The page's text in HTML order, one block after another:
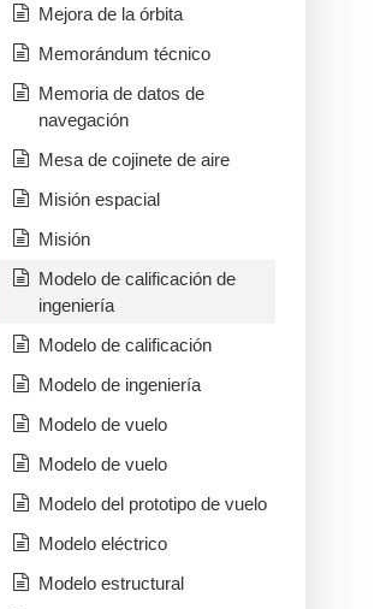
Mejora de la órbita
Memorándum técnico
Memoria de datos de
navegación
Mesa de cojinete de aire
Misión espacial
Misión
Modelo de calificación de
ingeniería
Modelo de calificación
Modelo de ingeniería
Modelo de vuelo
Modelo de vuelo
Modelo del prototipo de vuelo
Modelo eléctrico
Modelo estructural